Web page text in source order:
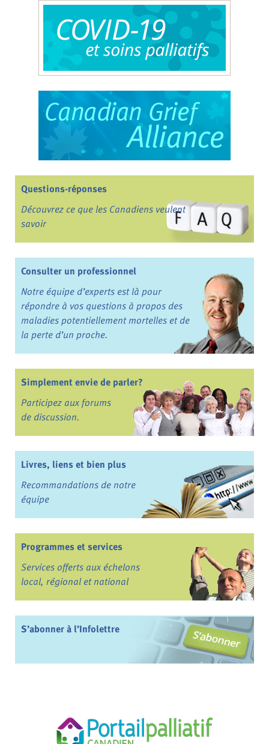
Questions-réponses
Découvrez ce que les Canadiens veulent
savoir
Consulter un professionnel
Notre équipe d’experts est là pour
répondre à vos questions à propos des
maladies potentiellement mortelles et de
la perte d’un proche.
Simplement envie de parler?
Participez aux forums
de discussion.
Livres, liens et bien plus
Recommandations de notre
équipe
Programmes et services
Services offerts aux échelons
local, régional et national
S’abonner à l’Infolettre